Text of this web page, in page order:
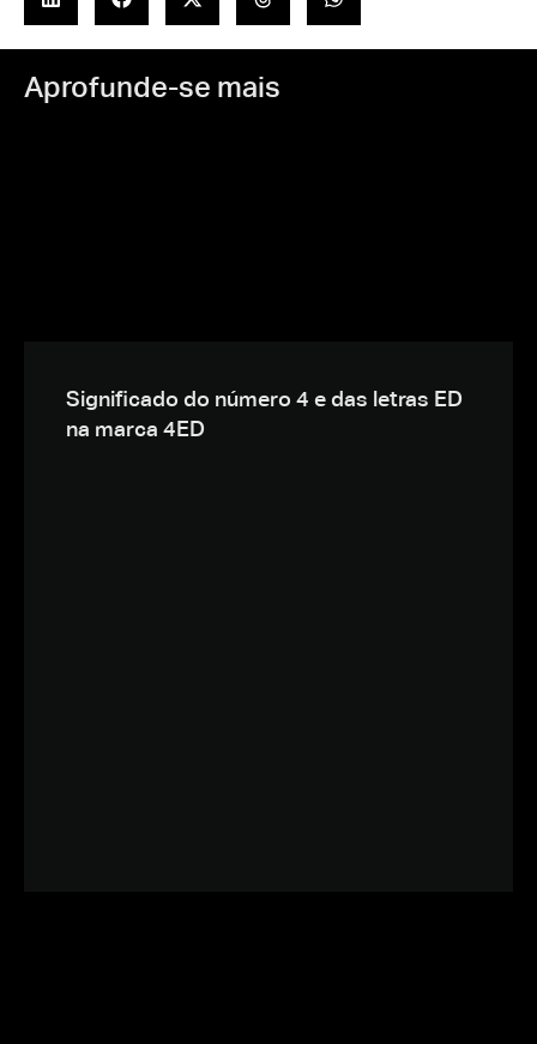
Aprofunde-se mais
Significado do número 4 e das letras ED
na marca 4ED